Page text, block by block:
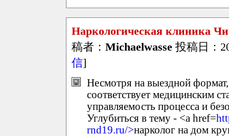
Наркологическая клиника
稿者： Michaelwasse 投稿日：
信]
Несмотря на выездной
соответствует медицинским
управляемость процесса и
Углубиться в тему - <a href=
rnd19.ru/>нарколог на дом